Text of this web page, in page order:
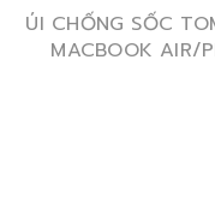
ÚI CHỐNG SỐC
MACBOOK AIR/